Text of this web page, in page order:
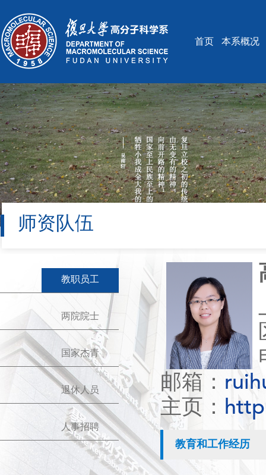
首页 本系概况
师资队伍
教职员工
两院院士
国家杰青
退休人员
人事招聘
邮箱：
主页：
教育和工作经历